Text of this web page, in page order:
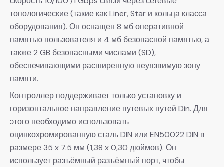
топологические (такие как Liner, Star и кольца класса
оборудования). Он оснащен 8 мб оперативной
памятью пользователя и 4 мб безопасной памятью, а
также 2 GB безопасными числами (SD),
обеспечивающими расширенную неуязвимую зону
памяти.
Контроллер поддерживает только установку и
горизонтальное направление путевых путей Din. Для
этого необходимо использовать
оцинкохромированную сталь DIN или EN50022 DIN в
размере 35 x 7.5 мм (1,38 x 0,30 дюймов). Он
использует разъёмный разъёмный порт, чтобы